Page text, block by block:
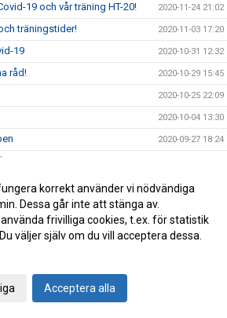
19 och vår träning HT-20! 2020-11-24 21:02
träningstider! 2020-11-03 17:20
19 2020-10-31 12:32
råd! 2020-10-29 15:45
2020-10-25 22:09
2020-10-04 13:30
2020-09-27 18:24
27/9
2020-09-23 22:19
2020-09-23 09:55
2020-09-15 01:52
korrekt använder vi nödvändiga
Dessa går inte att stänga av.
frivilliga cookies, t.ex. för statistik
väljer själv om du vill acceptera dessa.
Acceptera alla